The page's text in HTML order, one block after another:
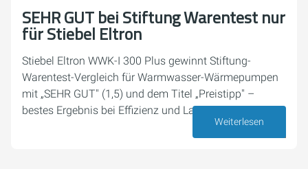
SEHR GUT bei Stiftung Warentest nur
für Stiebel Eltron
Stiebel Eltron WWK-I 300 Plus gewinnt Stiftung-
Warentest-Vergleich für Warmwasser-Wärmepumpen
mit „SEHR GUT" (1,5) und dem Titel „Preistipp" –
bestes Ergebnis bei Effizienz und Lautstärke.
Weiterlesen